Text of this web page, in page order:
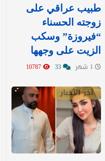
طبيب عراقي على
زوجته الحسناء
“فيروزة” وسكب
الزيت على وجهها
آخر الأخبار